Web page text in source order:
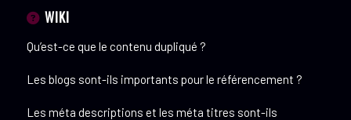
WIKI
Qu’est-ce que le contenu dupliqué ?
Les blogs sont-ils importants pour le référencement ?
Les méta descriptions et les méta titres sont-ils